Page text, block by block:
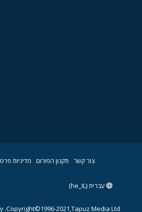
צור קשר תקנון הפורום מדיניות
עברית (he_IL)
Copyright©1996-2021,Tapuz Media Ltd.